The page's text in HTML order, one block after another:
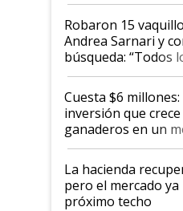
Robaron 15
Andrea Sarnari y
búsqueda: “Todos
toca a algún
Cuesta $6 millones:
inversión que
ganaderos en un
histórico para la
La hacienda
pero el mercado ya
próximo techo